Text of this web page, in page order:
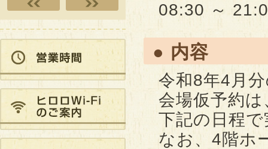
08:30 ～
● 内容
令和8年4月
会場仮予約は
下記の日程
なお、4階ホ